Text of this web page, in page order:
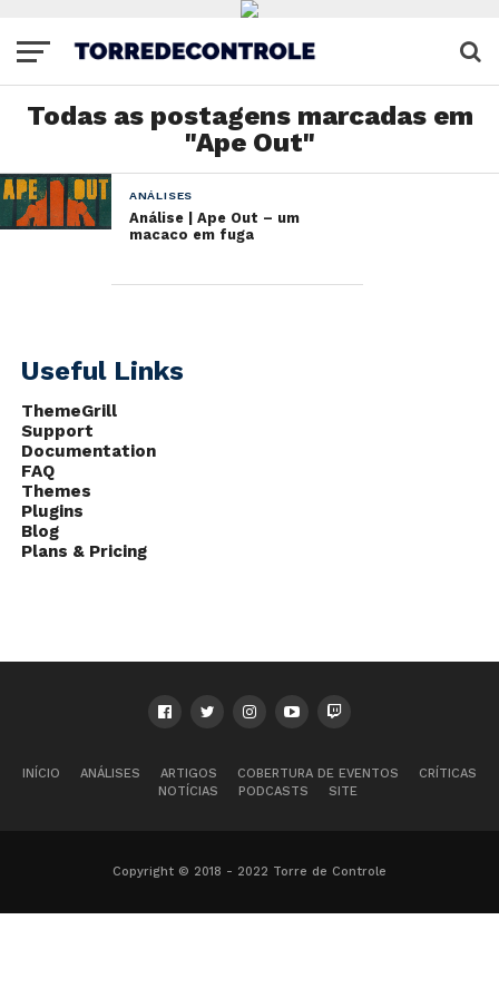
Todas as postagens marcadas em
"Ape Out"
ANÁLISES
Análise | Ape Out – um
macaco em fuga
Useful Links
ThemeGrill
Support
Documentation
FAQ
Themes
Plugins
Blog
Plans & Pricing
INÍCIO ANÁLISES ARTIGOS COBERTURA DE EVENTOS
CRÍTICAS
NOTÍCIAS
PODCASTS SITE
Copyright © 2018 - 2022 Torre de Controle